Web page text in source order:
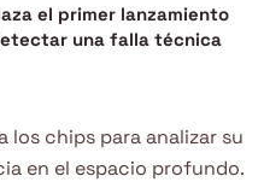
el primer lanzamiento
una falla técnica
los chips para analizar su
en el espacio profundo.